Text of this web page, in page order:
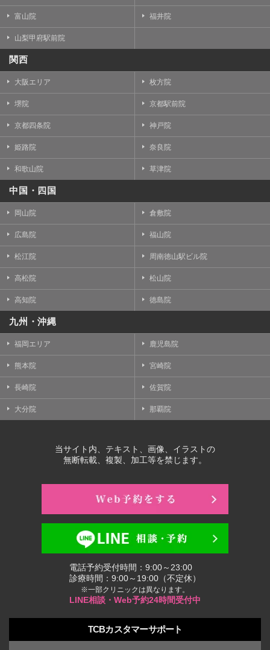
富山院 福井院
山梨甲府駅前院
関西
大阪エリア 枚方院
堺院 京都駅前院
京都四条院 神戸院
姫路院 奈良院
和歌山院 草津院
中国・四国
岡山院 倉敷院
広島院 福山院
松江院 周南徳山駅ビル院
高松院 松山院
高知院 徳島院
九州・沖縄
福岡エリア 鹿児島院
熊本院 宮崎院
長崎院 佐賀院
大分院 那覇院
当サイト内、テキスト、画像、イラストの
無断転載、複製、加工等を禁じます。
電話予約受付時間：9:00～23:00
診療時間：9:00～19:00（不定休）
※一部クリニックは異なります。
LINE相談・Web予約24時間受付中
TCBカスタマーサポート